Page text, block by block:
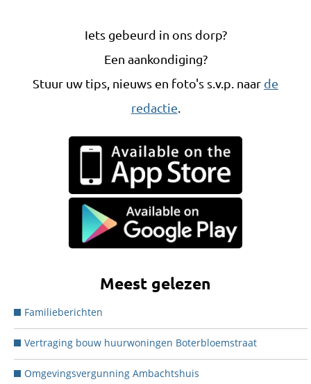
Iets gebeurd in ons dorp?
Een aankondiging?
Stuur uw tips, nieuws en foto's s.v.p. naar de
redactie.
Meest gelezen
Familieberichten
Vertraging bouw huurwoningen Boterbloemstraat
Omgevingsvergunning Ambachtshuis